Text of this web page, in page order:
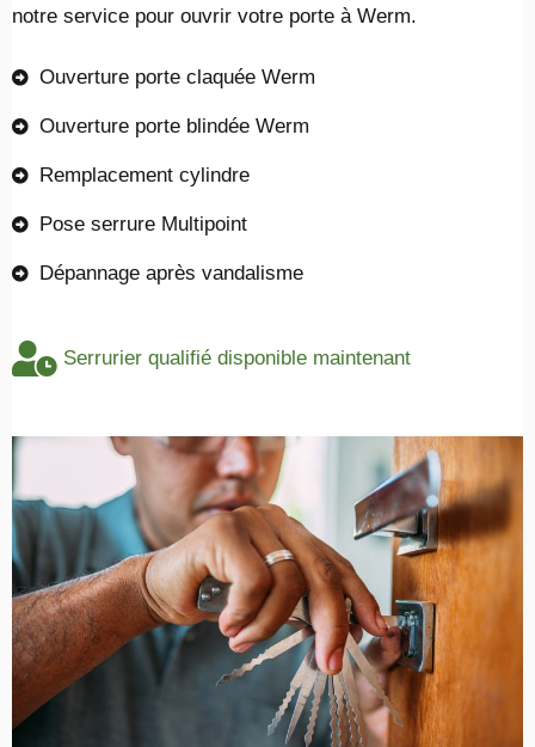
notre service pour ouvrir votre porte à Werm.
Ouverture porte claquée Werm
Ouverture porte blindée Werm
Remplacement cylindre
Pose serrure Multipoint
Dépannage après vandalisme
Serrurier qualifié disponible maintenant